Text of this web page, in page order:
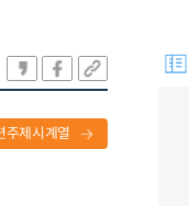
주제시계열